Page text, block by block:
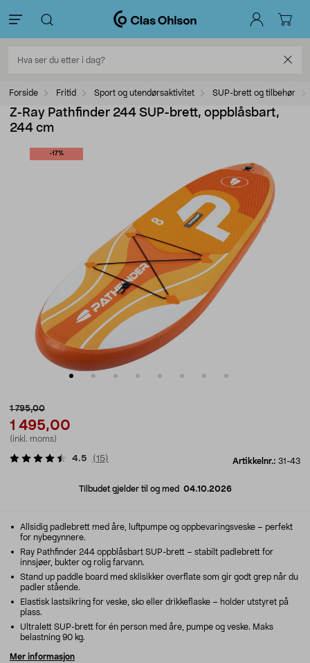
Forside Fritid Sport og utendørsaktivitet SUP-brett og tilbehør
Z-Ray Pathfinder 244 SUP-brett, oppblåsbart,
244 cm
-17%
1 795,00
1 495,00
(inkl. moms)
Artikkelnr.: 31-43
4.5 (15)
Tilbudet gjelder til og med 04.10.2026
Allsidig padlebrett med åre, luftpumpe og oppbevaringsveske – perfekt
for nybegynnere.
Ray Pathfinder 244 oppblåsbart SUP-brett – stabilt padlebrett for
innsjøer, bukter og rolig farvann.
Stand up paddle board med sklisikker overflate som gir godt grep når du
padler stående.
Elastisk lastsikring for veske, sko eller drikkeflaske – holder utstyret på
plass.
Ultralett SUP-brett for én person med åre, pumpe og veske. Maks
belastning 90 kg.
Mer informasjon